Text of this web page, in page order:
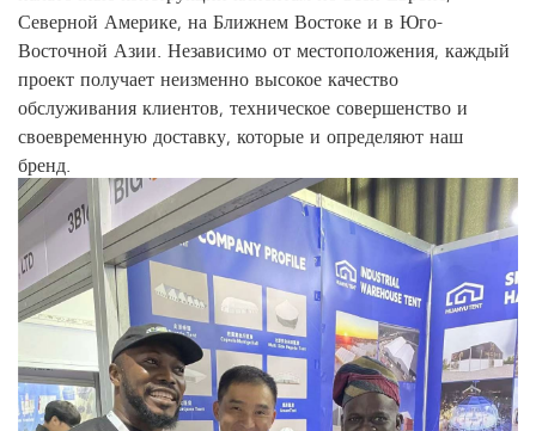
Северной Америке, на Ближнем Востоке и в Юго-
Восточной Азии. Независимо от местоположения, каждый
проект получает неизменно высокое качество
обслуживания клиентов, техническое совершенство и
своевременную доставку, которые и определяют наш
бренд.